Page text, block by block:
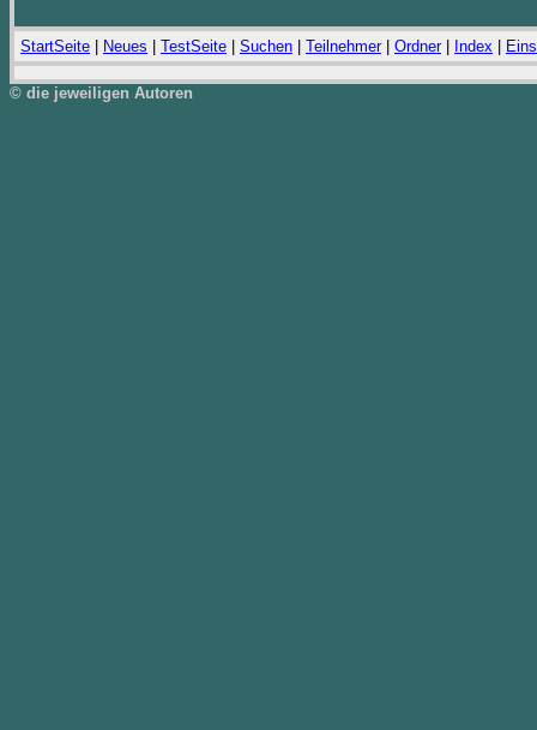
StartSeite Neues TestSeite Suchen Teilnehmer| Ordner| Index
© die jeweiligen Autoren